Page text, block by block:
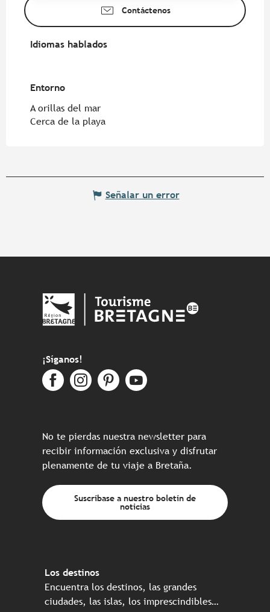
Contáctenos
Idiomas hablados
Idiomas hablados
Entorno
Entorno
A orillas del mar
Cerca de la playa
Señalar un error
¡Síganos!
No te pierdas nuestra newsletter para
recibir información exclusiva y disfrutar
plenamente de tu viaje a Bretaña.
Suscríbase a nuestro boletín de
noticias
Los destinos
Encuentra los destinos, las grandes
ciudades, las islas, los imprescindibles…